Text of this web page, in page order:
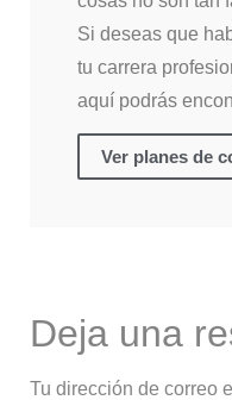
Si deseas que
tu carrera
aquí podrás
Ver planes de
Deja una
Tu dirección de correo